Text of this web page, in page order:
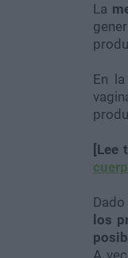
La
En
[Lee
los